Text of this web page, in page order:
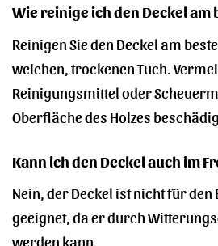
Wie reinige ich den Deckel am
Reinigen Sie den Deckel am
weichen, trockenen Tuch.
Reinigungsmittel oder
Oberfläche des Holzes
Kann ich den Deckel auch im
Nein, der Deckel ist nicht für den
geeignet, da er durch
werden kann.